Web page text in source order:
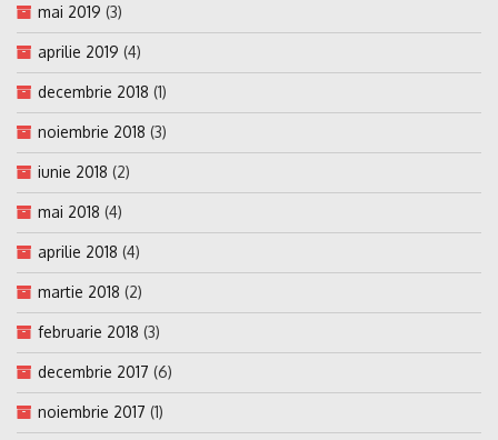
mai 2019 (3)
aprilie 2019 (4)
decembrie 2018 (1)
noiembrie 2018 (3)
iunie 2018 (2)
mai 2018 (4)
aprilie 2018 (4)
martie 2018 (2)
februarie 2018 (3)
decembrie 2017 (6)
noiembrie 2017 (1)